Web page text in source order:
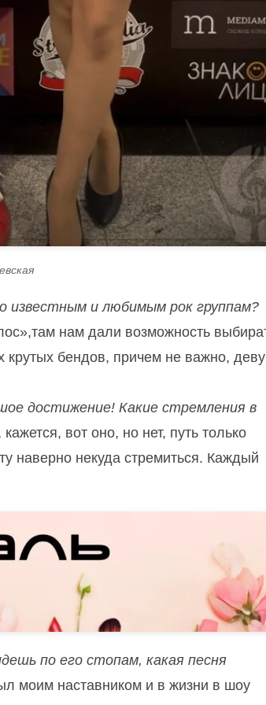
известным и любимым рок группам?
нам дали возможность
крутых бендов, причем не важно,
достижение! Какие стремления в
вот оно, но нет, путь только
наверно некуда стремиться. Каждый
по его стопам, какая песня
моим наставником и в жизни в шоу